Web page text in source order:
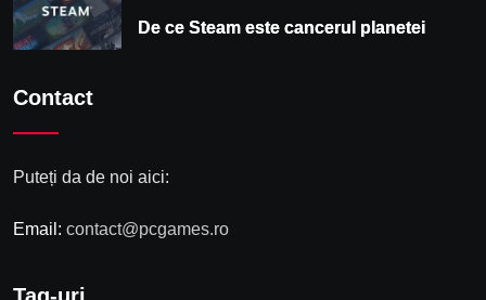
De ce Steam este cancerul planetei
Contact
Puteți da de noi aici:
Email: contact@pcgames.ro